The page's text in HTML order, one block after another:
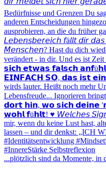
...plötzlich sind da Momente, in